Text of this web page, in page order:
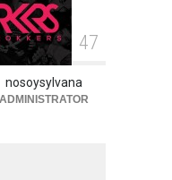
47
nosoysylvana
ADMINISTRATOR